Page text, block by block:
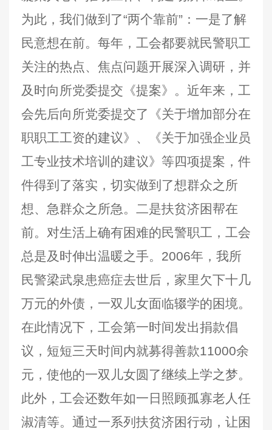
为此，我们做到了“两个靠前”：一是了解
民意想在前。每年，工会都要就民警职工
关注的热点、焦点问题开展深入调研，并
及时向所党委提交《提案》。近年来，工
会先后向所党委提交了《关于增加部分在
职职工工资的建议》、《关于加强企业员
工专业技术培训的建议》等四项提案，件
件得到了落实，切实做到了想群众之所
想、急群众之所急。二是扶贫济困帮在
前。对生活上确有困难的民警职工，工会
总是及时伸出温暖之手。2006年，我所
民警梁武泉患癌症去世后，家里欠下十几
万元的外债，一双儿女面临辍学的困境。
在此情况下，工会第一时间发出捐款倡
议，短短三天时间内就募得善款11000余
元，使他的一双儿女圆了继续上学之梦。
此外，工会还数年如一日照顾孤寡老人任
淑清等。通过一系列扶贫济困行动，让困